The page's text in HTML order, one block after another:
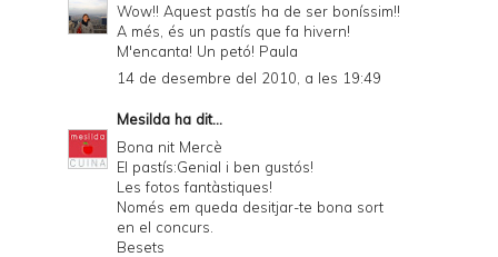
Wow!! Aquest pastís ha de ser boníssim!!
A més, és un pastís que fa hivern!
M'encanta! Un petó! Paula
14 de desembre del 2010, a les 19:49
Mesilda ha dit...
Bona nit Mercè
El pastís:Genial i ben gustós!
Les fotos fantàstiques!
Només em queda desitjar-te bona sort
en el concurs.
Besets